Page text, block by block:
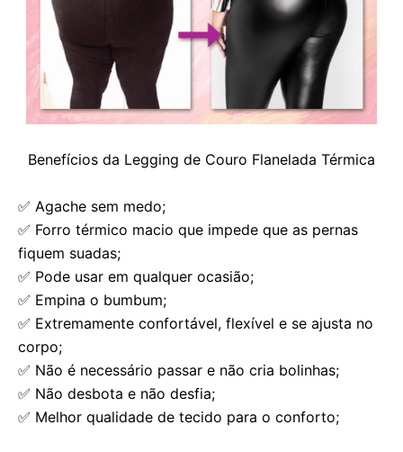
Benefícios da Legging de Couro Flanelada Térmica
✅ Agache sem medo;
✅ Forro térmico macio que impede que as pernas
fiquem suadas;
✅ Pode usar em qualquer ocasião;
✅ Empina o bumbum;
✅ Extremamente confortável, flexível e se ajusta no
corpo;
✅ Não é necessário passar e não cria bolinhas;
✅ Não desbota e não desfia;
✅ Melhor qualidade de tecido para o conforto;